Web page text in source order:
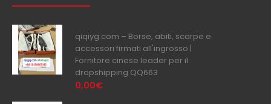
qiqiyg.com – Borse, abiti, scarpe e
accessori firmati all'ingrosso |
Fornitore cinese leader per il
dropshipping QQ663
0,00€